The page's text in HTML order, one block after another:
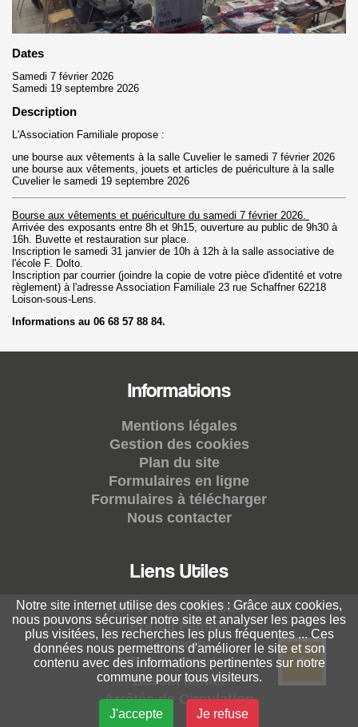
Dates
Samedi 7 février 2026
Samedi 19 septembre 2026
Description
L'Association Familiale propose :
une bourse aux vêtements à la salle Cuvelier le samedi 7 février 2026
une bourse aux vêtements, jouets et articles de puériculture à la salle
Cuvelier le samedi 19 septembre 2026
Bourse aux vêtements et puériculture du samedi 7 février 2026.
Arrivée des exposants entre 8h et 9h15, ouverture au public de 9h30 à
16h. Buvette et restauration sur place.
Inscription le samedi 31 janvier de 10h à 12h à la salle associative de
l'école F. Dolto.
Inscription par courrier (joindre la copie de votre pièce d'identité et votre
règlement) à l'adresse Association Familiale 23 rue Schaffner 62218
Loison-sous-Lens.
Informations au 06 68 57 88 84.
Informations
Mentions légales
Gestion des cookies
Plan du site
Formulaires en ligne
Formulaires à télécharger
Nous contacter
Liens Utiles
Notre page Facebook
Portail Famille
Télépoint
Office du Tourisme
Bassin Minier
Arrêtés de Circulation
Notre site internet utilise des cookies : Grâce aux cookies,
nous pouvons sécuriser notre site et analyser les pages les
plus visitées, les recherches les plus fréquentes ... Ces
données nous permettrons d'améliorer le site et son
contenu avec des informations pertinentes sur notre
commune pour tous visiteurs.
J'accepte Je refuse